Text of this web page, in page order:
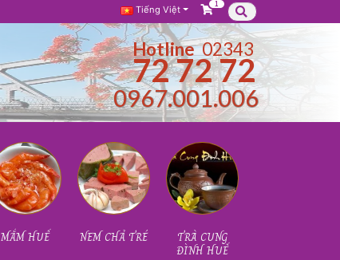
Tiếng Việt
1
Tìm
kiếm:
Tìm
kiếm
Hotline 02343
72 72 72
0967.001.006
MẮM HUẾ NEM CHẢ TRÉ TRÀ CUNG
ĐÌNH HUẾ